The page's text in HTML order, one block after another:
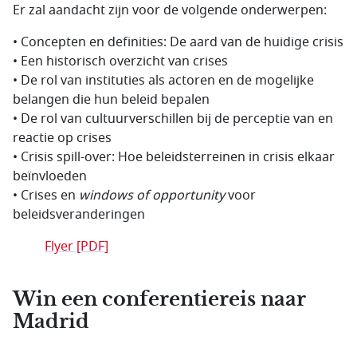
Er zal aandacht zijn voor de volgende onderwerpen:
• Concepten en definities: De aard van de huidige crisis
• Een historisch overzicht van crises
• De rol van instituties als actoren en de mogelijke
belangen die hun beleid bepalen
• De rol van cultuurverschillen bij de perceptie van en
reactie op crises
• Crisis spill-over: Hoe beleidsterreinen in crisis elkaar
beïnvloeden
• Crises en windows of opportunityvoor
beleidsveranderingen
Flyer [PDF]
Win een conferentiereis naar
Madrid